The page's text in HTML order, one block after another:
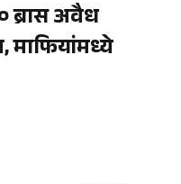
ब्रास अवैध
माफियांमध्ये